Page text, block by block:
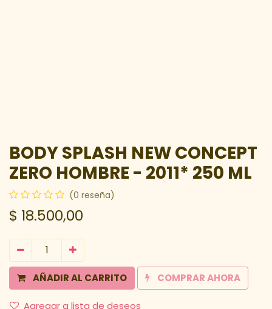
BODY SPLASH NEW CONCEPT
ZERO HOMBRE - 2011* 250 ML
(0 reseña)
$ 18.500,00
AÑADIR AL CARRITO COMPRAR AHORA
Agregar a lista de deseos